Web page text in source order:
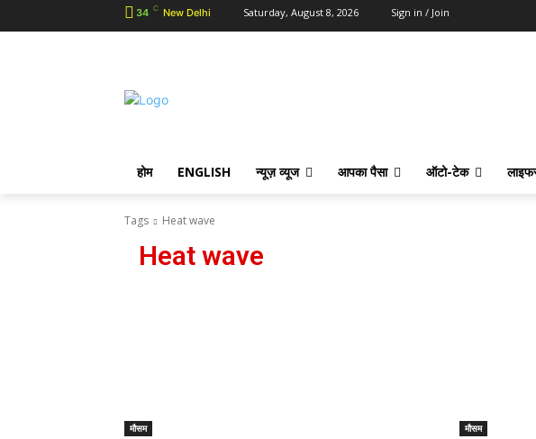
34 C New Delhi Saturday, August 8, 2026 Sign in / Join
होम ENGLISH न्यूज़ व्यूज आपका पैसा ऑटो-टेक
Tags Heat wave
Heat wave
मौसम मौसम